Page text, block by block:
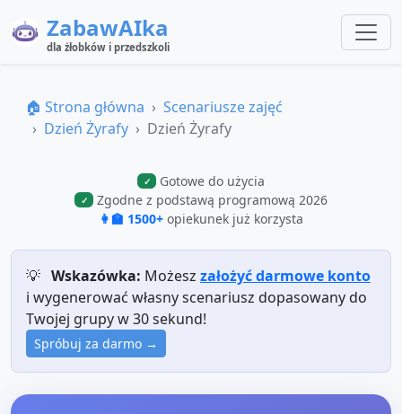
ZabawAIka
dla żłobków i przedszkoli
🏠 Strona główna
Scenariusze zajęć
Dzień Żyrafy
Dzień Żyrafy
✓ Gotowe do użycia
✓
Zgodne z podstawą programową 2026
👩‍🏫 1500+ opiekunek już korzysta
💡 Wskazówka: Możesz założyć darmowe konto
i wygenerować własny scenariusz dopasowany do
Twojej grupy w 30 sekund!
Spróbuj za darmo →